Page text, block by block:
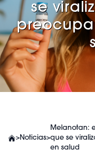
se
>Noticias>
Melanotan:
que se
en salud